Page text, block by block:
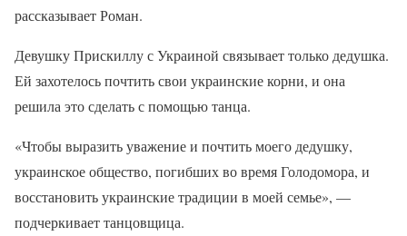
рассказывает Роман.
Девушку Прискиллу с Украиной связывает только дедушка.
Ей захотелось почтить свои украинские корни, и она
решила это сделать с помощью танца.
«Чтобы выразить уважение и почтить моего дедушку,
украинское общество, погибших во время Голодомора, и
восстановить украинские традиции в моей семье», —
подчеркивает танцовщица.